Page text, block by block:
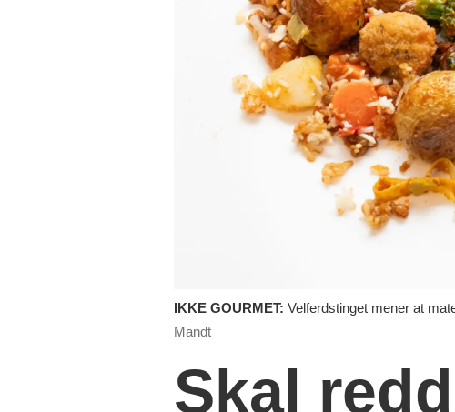
IKKE GOURMET: Velferdstinget mener at
Mandt
Skal